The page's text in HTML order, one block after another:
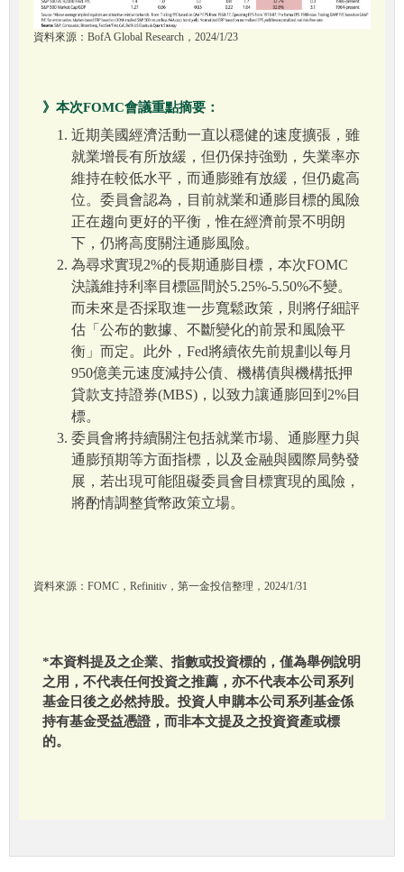
資料來源：BofA Global Research，2024/1/23
》本次FOMC會議重點摘要：
近期美國經濟活動一直以穩健的速度擴張，雖
就業增長有所放緩，但仍保持強勁，失業率亦
維持在較低水平，而通膨雖有放緩，但仍處高
位。委員會認為，目前就業和通膨目標的風險
正在趨向更好的平衡，惟在經濟前景不明朗
下，仍將高度關注通膨風險。
為尋求實現2%的長期通膨目標，本次FOMC
決議維持利率目標區間於5.25%-5.50%不變。
而未來是否採取進一步寬鬆政策，則將仔細評
估「公布的數據、不斷變化的前景和風險平
衡」而定。此外，Fed將續依先前規劃以每月
950億美元速度減持公債、機構債與機構抵押
貸款支持證券(MBS)，以致力讓通膨回到2%目
標。
委員會將持續關注包括就業市場、通膨壓力與
通膨預期等方面指標，以及金融與國際局勢發
展，若出現可能阻礙委員會目標實現的風險，
將酌情調整貨幣政策立場。
資料來源：FOMC，Refinitiv，第一金投信整理，2024/1/31
*本資料提及之企業、指數或投資標的，僅為舉例說明
之用，不代表任何投資之推薦，亦不代表本公司系列
基金日後之必然持股。投資人申購本公司系列基金係
持有基金受益憑證，而非本文提及之投資資產或標
的。